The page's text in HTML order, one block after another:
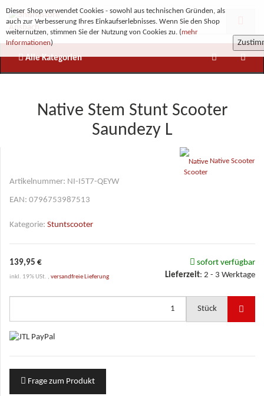
Alle Kategorien
Native Stem Stunt Scooter
Saundezy L
Native Scooter
Artikelnummer: NI-I5T7-QEYW
EAN: 0796753987513
Kategorie: Stuntscooter
139,95 €
inkl. 19% USt. , versandfreie Lieferung
sofort verfügbar
Lieferzeit: 2 - 3 Werktage
Stück
Frage zum Produkt
Dieser Shop verwendet Cookies - sowohl aus technischen Gründen, als
auch zur Verbesserung Ihres Einkaufserlebnisses. Wenn Sie den Shop
weiternutzen, stimmen Sie der Nutzung von Cookies zu. (mehr
Informationen)